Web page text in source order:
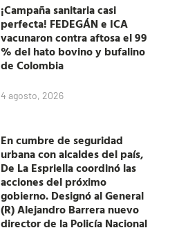
¡Campaña sanitaria casi
perfecta! FEDEGÁN e ICA
vacunaron contra aftosa el 99
% del hato bovino y bufalino
de Colombia
4 agosto, 2026
En cumbre de seguridad
urbana con alcaldes del país,
De La Espriella coordinó las
acciones del próximo
gobierno. Designó al General
(R) Alejandro Barrera nuevo
director de la Policía Nacional